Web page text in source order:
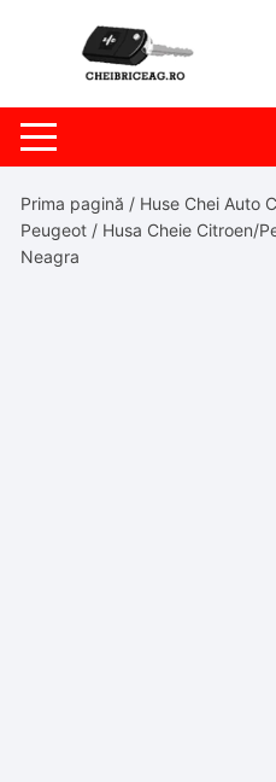
Prima pagină / Huse Chei Auto
Peugeot / Husa Cheie Citroen/
Neagra